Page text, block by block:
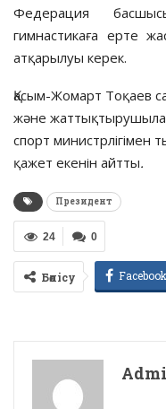
Федерация
гимнастикаға ерте
атқарылуы керек.
Қасым-Жомарт Тоқаев
және
спорт министрлігімен
қажет екенін айтты.
Президент
0
24
Бөлісу Facebook